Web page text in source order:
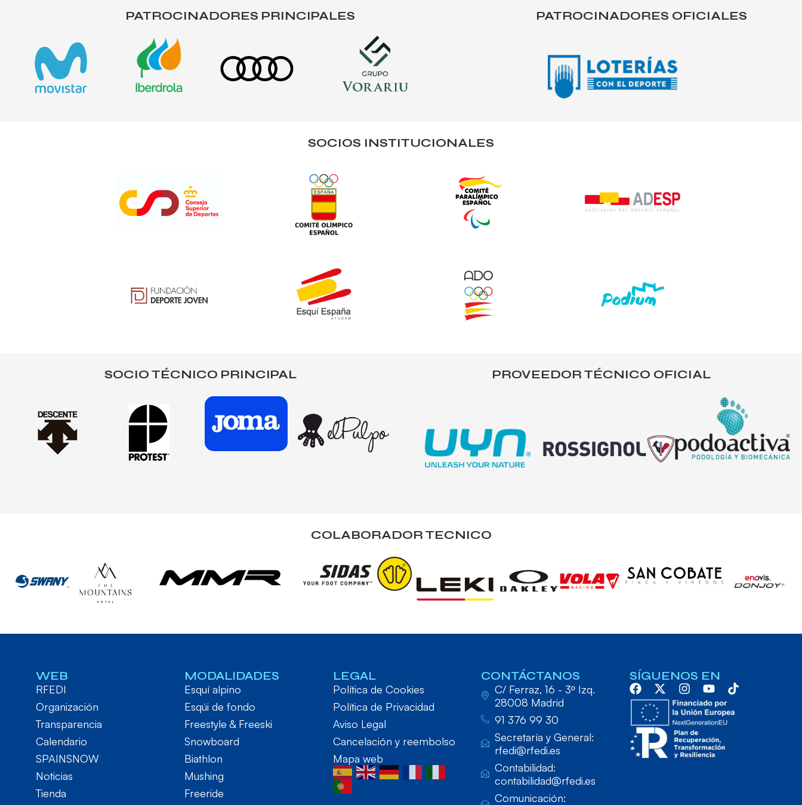
PATROCINADORES PRINCIPALES PATROCINADORES OFICIALES
SOCIOS INSTITUCIONALES
SOCIO TÉCNICO PRINCIPAL PROVEEDOR TÉCNICO OFICIAL
COLABORADOR TECNICO
WEB
RFEDI
Organización
Transparencia
Calendario
SPAINSNOW
Noticias
Tienda
MODALIDADES
Esquí alpino
Esqúi de fondo
Freestyle & Freeski
Snowboard
Biathlon
Mushing
Freeride
LEGAL
Política de Cookies
Política de Privacidad
Aviso Legal
Cancelación y reembolso
Mapa web
CONTÁCTANOS
C/ Ferraz, 16 - 3º Izq.
28008 Madrid
91 376 99 30
Secretaría y General:
rfedi@rfedi.es
Contabilidad:
contabilidad@rfedi.es
Comunicación:
SÍGUENOS EN